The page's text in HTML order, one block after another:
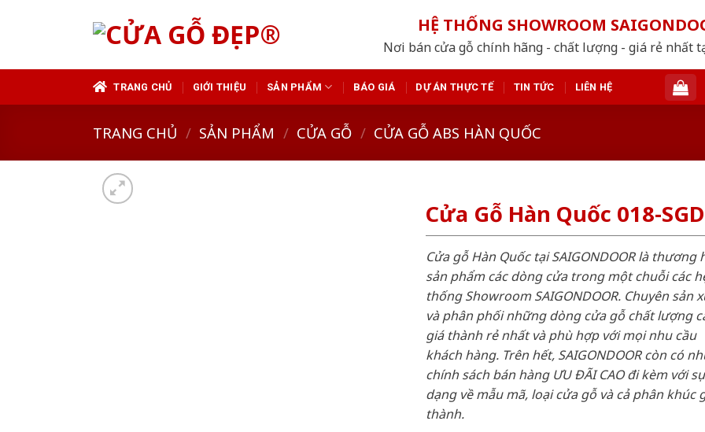
HỆ THỐNG SHOWROOM
Nơi bán cửa gỗ chính hãng - chất lượng - giá rẻ nhất
TRANG CHỦ GIỚI THIỆU SẢN PHẨM BÁO GIÁ DỰ ÁN THỰC TẾ TIN TỨC LIÊN HỆ
TRANG CHỦ / SẢN PHẨM / CỬA GỖ / CỬA GỖ ABS HÀN QUỐC
Cửa Gỗ Hàn Quốc 018-SGD
Cửa gỗ Hàn Quốc tại SAIGONDOOR là thương
sản phẩm các dòng cửa trong một chuỗi các
thống Showroom SAIGONDOOR. Chuyên sản
và phân phối những dòng cửa gỗ chất lượng
giá thành rẻ nhất và phù hợp với mọi nhu cầu
khách hàng. Trên hết, SAIGONDOOR còn có
chính sách bán hàng ƯU ĐÃI CAO đi kèm với
dạng về mẫu mã, loại cửa gỗ và cả phân khúc
thành.